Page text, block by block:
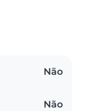
Não
Não